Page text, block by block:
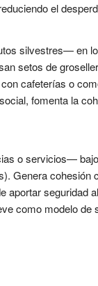
el
silvestres— en
setos de
cafeterías o
fomenta la
o servicios—
Genera cohesión
aportar seguridad
como modelo de